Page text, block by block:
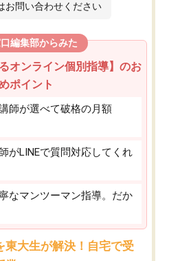
お問い合わせください
編集部からみた
オンライン個別指導】のお
ポイント
師が選べて破格の月額
がLINEで質問対応してくれ
なマンツーマン指導。だか
東大生が解決！自宅で受